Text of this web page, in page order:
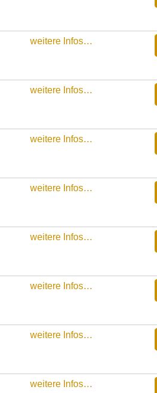
weitere Infos…
weitere Infos…
weitere Infos…
weitere Infos…
weitere Infos…
weitere Infos…
weitere Infos…
weitere Infos…